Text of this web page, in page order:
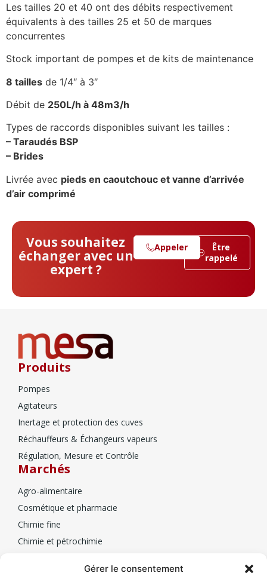
Gérer le consentement
Les tailles 20 et 40 ont des débits respectivement
équivalents à des tailles 25 et 50 de marques
concurrentes
Stock important de pompes et de kits de maintenance
8 tailles de 1/4″ à 3″
Débit de 250L/h à 48m3/h
Types de raccords disponibles suivant les tailles :
– Taraudés BSP
– Brides
Livrée avec pieds en caoutchouc et vanne d’arrivée
d’air comprimé
Vous souhaitez
échanger avec un
expert ?
Être
rappelé
Appeler
Produits
Pompes
Agitateurs
Inertage et protection des cuves
Réchauffeurs & Échangeurs vapeurs
Régulation, Mesure et Contrôle
Marchés
Agro-alimentaire
Cosmétique et pharmacie
Chimie fine
Chimie et pétrochimie